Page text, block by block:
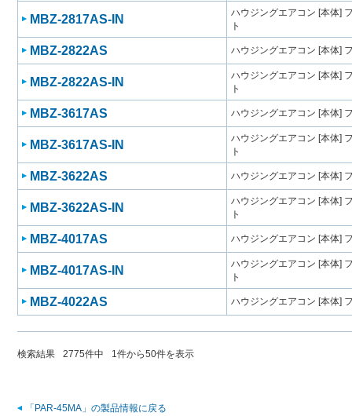
MBZ-2817AS-IN
ハウジングエアコン [本体]
ト
MBZ-2822AS ハウジングエアコン [本体]
MBZ-2822AS-IN
ハウジングエアコン [本体]
ト
MBZ-3617AS ハウジングエアコン [本体]
MBZ-3617AS-IN
ハウジングエアコン [本体]
ト
MBZ-3622AS ハウジングエアコン [本体]
MBZ-3622AS-IN
ハウジングエアコン [本体]
ト
MBZ-4017AS ハウジングエアコン [本体]
MBZ-4017AS-IN
ハウジングエアコン [本体]
ト
MBZ-4022AS ハウジングエアコン [本体]
検索結果 2775件中 1件から50件を表示
「PAR-45MA」の製品情報に戻る